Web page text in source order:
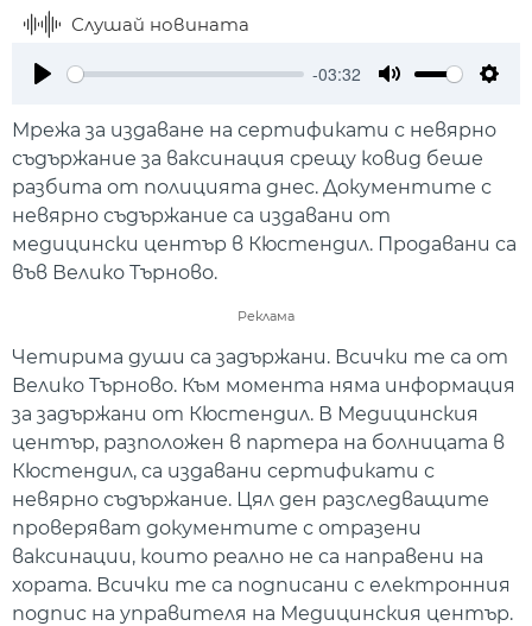
Слушай новината
-03:32
Мрежа за издаване на сертификати с невярно
съдържание за ваксинация срещу ковид беше
разбита от полицията днес. Документите с
невярно съдържание са издавани от
медицински център в Кюстендил. Продавани са
във Велико Търново.
Реклама
Четирима души са задържани. Всички те са от
Велико Търново. Към момента няма информация
за задържани от Кюстендил. В Медицинския
център, разположен в партера на болницата в
Кюстендил, са издавани сертификати с
невярно съдържание. Цял ден разследващите
проверяват документите с отразени
ваксинации, които реално не са направени на
хората. Всички те са подписани с електронния
подпис на управителя на Медицинския център.